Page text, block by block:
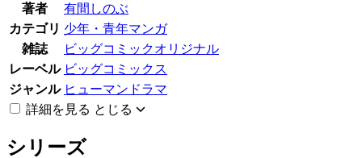
著者
有間しのぶ
カテゴリ 少年・青年マンガ
雑誌
ビッグコミックオリジナル
レーベル ビッグコミックス
ジャンル ヒューマンドラマ
詳細を見る とじる
シリーズ